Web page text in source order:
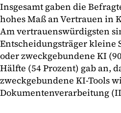
Insgesamt gaben die
hohes Maß an Vertrauen in
Am vertrauenswürdigsten
Entscheidungsträger kleine
oder zweckgebundene KI
Hälfte (54 Prozent) gab an,
zweckgebundene KI-Tools
Dokumentenverarbeitung